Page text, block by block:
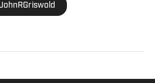
internacional en países como
del fútbol,
de combinar la